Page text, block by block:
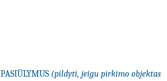
(pildyti, jeigu pirkimo objektas